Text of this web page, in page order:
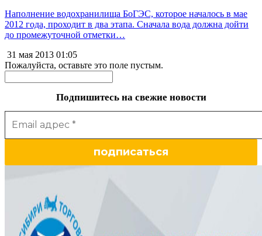
Наполнение водохранилища БоГЭС, которое началось в мае
2012 года, проходит в два этапа. Сначала вода должна дойти
до промежуточной отметки…
31 мая 2013 01:05
Пожалуйста, оставьте это поле пустым.
Подпишитесь на свежие новости